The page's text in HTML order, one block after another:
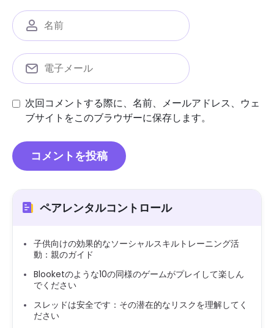
次回コメントする際に、名前、メールアドレス、ウェ
ブサイトをこのブラウザーに保存します。
ペアレンタルコントロール
子供向けの効果的なソーシャルスキルトレーニング活
動：親のガイド
Blooketのような10の同様のゲームがプレイして楽しん
でください
スレッドは安全です：その潜在的なリスクを理解してく
ださい